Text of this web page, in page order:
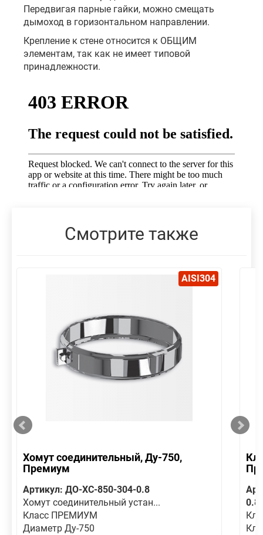
Передвигая парные гайки, можно смещать
дымоход в горизонтальном направлении.
Крепление к стене относится к ОБЩИМ
элементам, так как не имеет типовой
принадлежности.
Смотрите также
AISI304
Хомут соединительный, Ду-750,
Премиум
Артикул: ДО-ХС-850-304-0.8
Хомут соединительный устан...
Класс ПРЕМИУМ
Диаметр Ду-750